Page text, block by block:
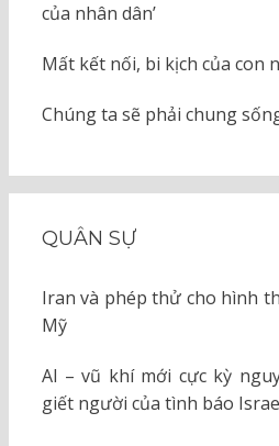
của nhân dân’
Mất kết nối, bi kịch của con
Chúng ta sẽ phải chung
QUÂN SỰ
Iran và phép thử cho hình
Mỹ
AI – vũ khí mới cực kỳ
giết người của tình báo